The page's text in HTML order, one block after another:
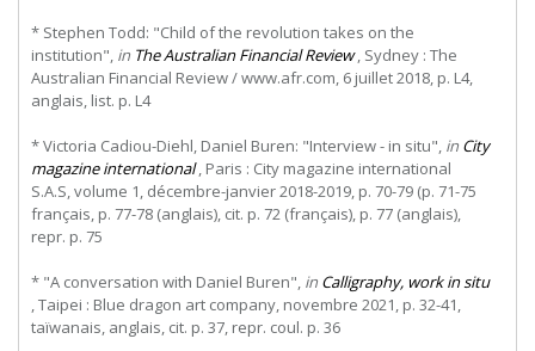
* Stephen Todd: "Child of the revolution takes on the
institution", in The Australian Financial Review, Sydney : The
Australian Financial Review / www.afr.com, 6 juillet 2018, p. L4,
anglais, list. p. L4
* Victoria Cadiou-Diehl, Daniel Buren: "Interview - in situ", in City
magazine international, Paris : City magazine international
S.A.S, volume 1, décembre-janvier 2018-2019, p. 70-79 (p. 71-75
français, p. 77-78 (anglais), cit. p. 72 (français), p. 77 (anglais),
repr. p. 75
* "A conversation with Daniel Buren", in Calligraphy, work in situ
, Taipei : Blue dragon art company, novembre 2021, p. 32-41,
taïwanais, anglais, cit. p. 37, repr. coul. p. 36